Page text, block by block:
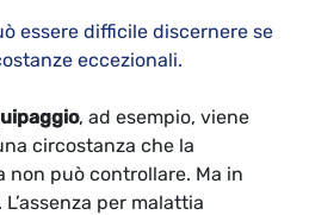
essere difficile discernere se
eccezionali.
, ad esempio, viene
circostanza che la
non può controllare. Ma in
per malattia